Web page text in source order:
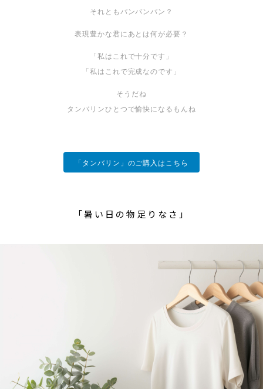
それともパンパンパン？
表現豊かな君にあとは何が必要？
「私はこれで十分です」
「私はこれで完成なのです」
そうだね
タンバリンひとつで愉快になるもんね
「タンバリン」のご購入はこちら
「暑い日の物足りなさ」